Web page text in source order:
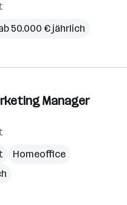
50.000 € jährlich
Manager
Homeoffice